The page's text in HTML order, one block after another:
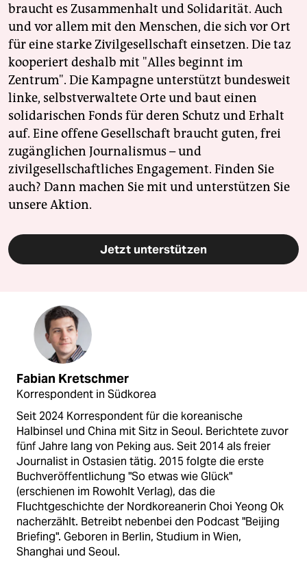
braucht es Zusammenhalt und Solidarität. Auch
und vor allem mit den Menschen, die sich vor Ort
für eine starke Zivilgesellschaft einsetzen. Die taz
kooperiert deshalb mit "Alles beginnt im
Zentrum". Die Kampagne unterstützt bundesweit
linke, selbstverwaltete Orte und baut einen
solidarischen Fonds für deren Schutz und Erhalt
auf. Eine offene Gesellschaft braucht guten, frei
zugänglichen Journalismus – und
zivilgesellschaftliches Engagement. Finden Sie
auch? Dann machen Sie mit und unterstützen Sie
unsere Aktion.
Jetzt unterstützen
Fabian Kretschmer
Korrespondent in Südkorea
Seit 2024 Korrespondent für die koreanische
Halbinsel und China mit Sitz in Seoul. Berichtete zuvor
fünf Jahre lang von Peking aus. Seit 2014 als freier
Journalist in Ostasien tätig. 2015 folgte die erste
Buchveröffentlichung "So etwas wie Glück"
(erschienen im Rowohlt Verlag), das die
Fluchtgeschichte der Nordkoreanerin Choi Yeong Ok
nacherzählt. Betreibt nebenbei den Podcast "Beijing
Briefing". Geboren in Berlin, Studium in Wien,
Shanghai und Seoul.